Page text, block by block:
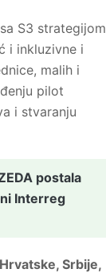
S3 strategijom
i inkluzivne i
malih i
pilot
i stvaranju
postala
Interreg
Srbije,